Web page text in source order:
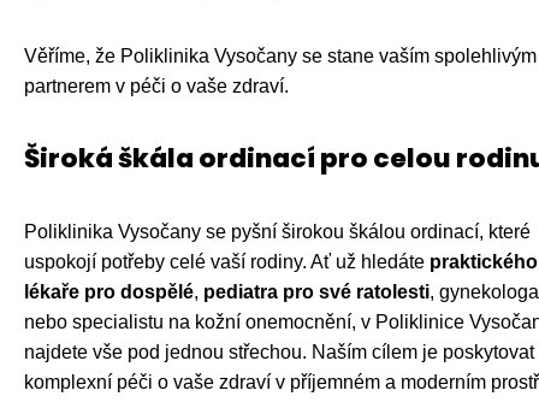
Věříme, že Poliklinika Vysočany se stane vaším spolehlivým
partnerem v péči o vaše zdraví.
Široká škála ordinací pro celou
Poliklinika Vysočany se pyšní širokou škálou ordinací, které
uspokojí potřeby celé vaší rodiny. Ať už hledáte praktického
lékaře pro dospělé, pediatra pro své ratolesti,
nebo specialistu na kožní onemocnění, v Poliklinice
najdete vše pod jednou střechou. Naším cílem je poskytovat
komplexní péči o vaše zdraví v příjemném a moderním